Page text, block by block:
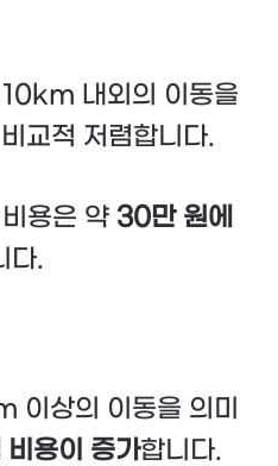
내외의 이동을
교적 저렴합니다.
용은 약 30만 원에
다.
이상의 이동을 의미
비용이 증가합니다.